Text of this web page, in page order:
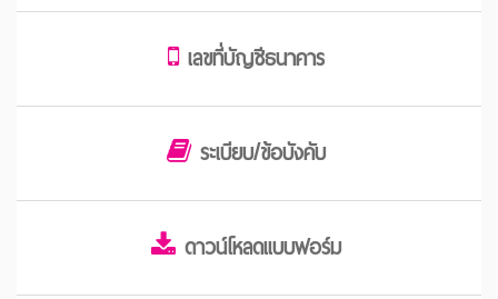
เลขที่บัญชีธนาคาร
ระเบียบ/ข้อบังคับ
ดาวน์โหลดแบบฟอร์ม